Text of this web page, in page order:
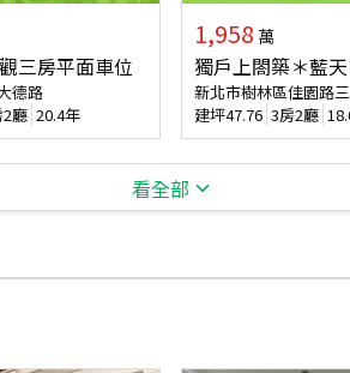
三房平面車位
德路
廳 20.4年
1,958 萬
獨戶上閤築＊藍
新北市樹林區佳園路
建坪47.76 3房2廳
看全部